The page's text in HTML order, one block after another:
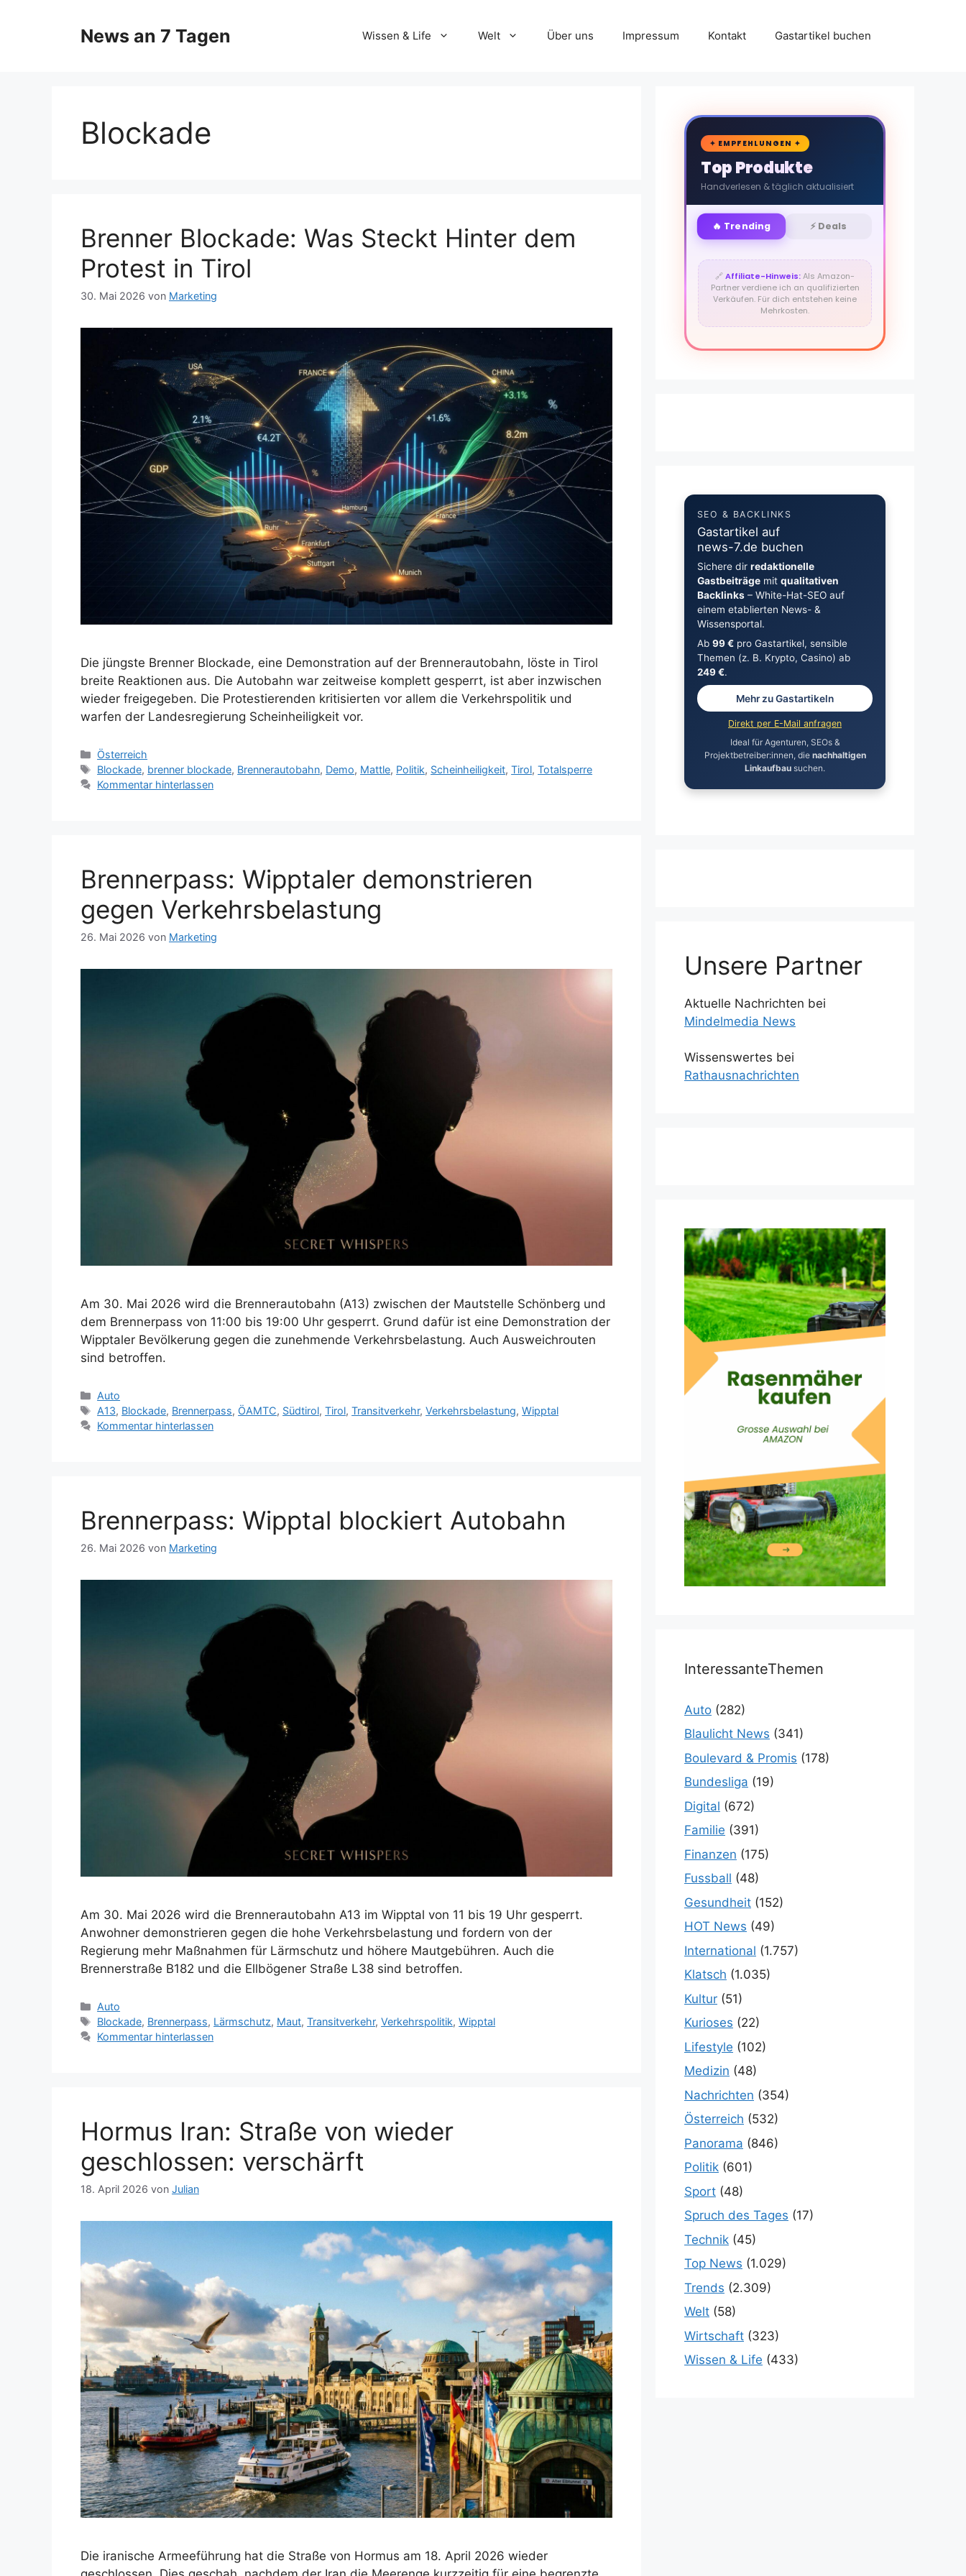
News an 7 Tagen Wissen & Life Welt Über uns Impressum Kontakt Gastartikel buchen
Blockade
Brenner Blockade: Was Steckt Hinter dem
Protest in Tirol
30. Mai 2026 von Marketing
Die jüngste Brenner Blockade, eine Demonstration auf der Brennerautobahn, löste in Tirol
breite Reaktionen aus. Die Autobahn war zeitweise komplett gesperrt, ist aber inzwischen
wieder freigegeben. Die Protestierenden kritisierten vor allem die Verkehrspolitik und
warfen der Landesregierung Scheinheiligkeit vor.
Kategorien
Österreich
Schlagwörter
Blockade, brenner blockade, Brennerautobahn, Demo, Mattle, Politik, Scheinheiligkeit,Tirol,Totalsperre
Kommentar hinterlassen
Brennerpass: Wipptaler demonstrieren
gegen Verkehrsbelastung
26. Mai 2026 von Marketing
Am 30. Mai 2026 wird die Brennerautobahn (A13) zwischen der Mautstelle Schönberg und
dem Brennerpass von 11:00 bis 19:00 Uhr gesperrt. Grund dafür ist eine Demonstration der
Wipptaler Bevölkerung gegen die zunehmende Verkehrsbelastung. Auch Ausweichrouten
sind betroffen.
Kategorien
Auto
Schlagwörter
A13, Blockade, Brennerpass, ÖAMTC, Südtirol,Tirol,Transitverkehr,Verkehrsbelastung,Wipptal
Kommentar hinterlassen
Brennerpass: Wipptal blockiert Autobahn
26. Mai 2026 von Marketing
Am 30. Mai 2026 wird die Brennerautobahn A13 im Wipptal von 11 bis 19 Uhr gesperrt.
Anwohner demonstrieren gegen die hohe Verkehrsbelastung und fordern von der
Regierung mehr Maßnahmen für Lärmschutz und höhere Mautgebühren. Auch die
Brennerstraße B182 und die Ellbögener Straße L38 sind betroffen.
Kategorien
Auto
Schlagwörter
Blockade, Brennerpass, Lärmschutz, Maut,Transitverkehr,Verkehrspolitik,Wipptal
Kommentar hinterlassen
Hormus Iran: Straße von wieder
geschlossen: verschärft
18. April 2026 von Julian
Die iranische Armeeführung hat die Straße von Hormus am 18. April 2026 wieder
🛒
✦ EMPFEHLUNGEN ✦
Top Produkte
Handverlesen & täglich aktualisiert
🔥 Trending ⚡ Deals
🔗Affiliate-Hinweis:Als Amazon-
Partner verdiene ich an qualifizierten
Verkäufen. Für dich entstehen keine
Mehrkosten.
SEO & BACKLINKS
Gastartikel auf
news-7.de buchen
Sichere dir redaktionelle
Gastbeiträgemit qualitativen
Backlinks– White-Hat-SEO auf
einem etablierten News- &
Wissensportal.
Ab 99 €pro Gastartikel, sensible
Themen (z. B. Krypto, Casino) ab
249 €.
Mehr zu Gastartikeln
Direkt per E-Mail anfragen
Ideal für Agenturen, SEOs &
Projektbetreiber:innen, die nachhaltigen
Linkaufbau suchen.
Unsere Partner
Aktuelle Nachrichten bei
Mindelmedia News
Wissenswertes bei
Rathausnachrichten
InteressanteThemen
Auto (282)
Blaulicht News (341)
Boulevard & Promis (178)
Bundesliga (19)
Digital (672)
Familie (391)
Finanzen (175)
Fussball (48)
Gesundheit (152)
HOT News (49)
International (1.757)
Klatsch (1.035)
Kultur (51)
Kurioses (22)
Lifestyle (102)
Medizin (48)
Nachrichten (354)
Österreich (532)
Panorama (846)
Politik (601)
Sport (48)
Spruch des Tages (17)
Technik (45)
Top News (1.029)
Trends (2.309)
Welt (58)
Wirtschaft (323)
Wissen & Life (433)